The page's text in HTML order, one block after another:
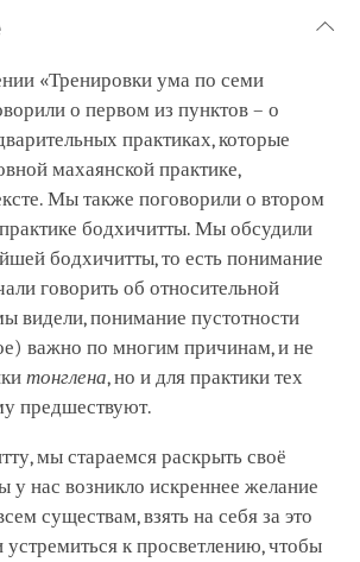
«Тренировки ума по семи
о первом из пунктов – о
практиках, которые
махаянской практике,
Мы также поговорили о втором
бодхичитты. Мы обсудили
бодхичитты, то есть понимание
говорить об относительной
видели, понимание пустотности
важно по многим причинам, и не
тонглена, но и для практики тех
предшествуют.
мы стараемся раскрыть своё
у нас возникло искреннее желание
существам, взять на себя за это
устремиться к просветлению, чтобы